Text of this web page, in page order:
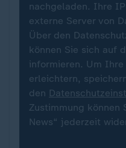
nachgeladen. Ihre
externe Server von
Über den
können Sie sich auf
informieren. Um
erleichtern,
den
Zustimmung können
News“ jederzeit